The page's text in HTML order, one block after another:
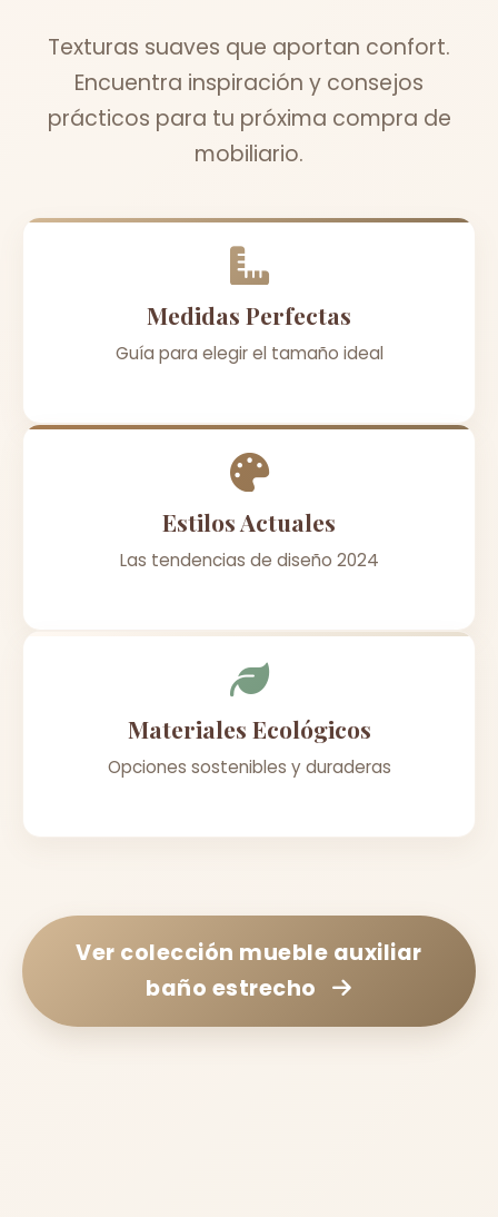
Texturas suaves que aportan confort.
Encuentra inspiración y consejos
prácticos para tu próxima compra de
mobiliario.
Medidas Perfectas
Guía para elegir el tamaño ideal
Estilos Actuales
Las tendencias de diseño 2024
Materiales Ecológicos
Opciones sostenibles y duraderas
Ver colección mueble auxiliar
baño estrecho